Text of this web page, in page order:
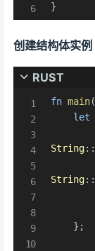
}
创建结构体实例
RUST
fn main(
let
String::
String::
} ;